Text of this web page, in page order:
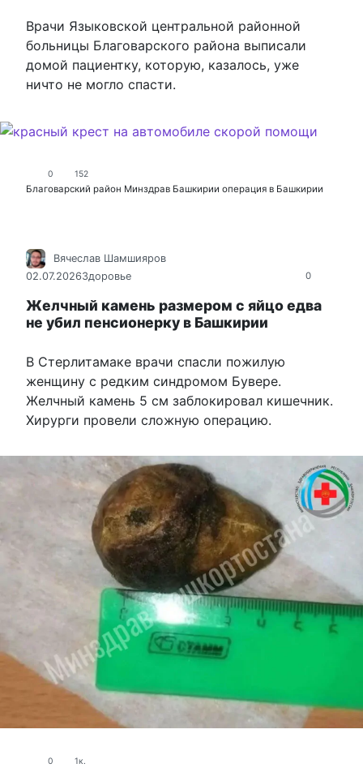
Врачи Языковской центральной районной
больницы Благоварского района выписали
домой пациентку, которую, казалось, уже
ничто не могло спасти.
0 152
Благоварский район Минздрав Башкирии операция в Башкирии
0
Вячеслав Шамшияров
02.07.2026Здоровье
Желчный камень размером с яйцо едва
не убил пенсионерку в Башкирии
В Стерлитамаке врачи спасли пожилую
женщину с редким синдромом Бувере.
Желчный камень 5 см заблокировал кишечник.
Хирурги провели сложную операцию.
0 1к.